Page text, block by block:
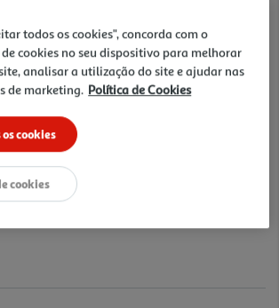
todos os cookies", concorda com o
cookies no seu dispositivo para melhorar
analisar a utilização do site e ajudar nas
de marketing. Política de Cookies
cookies
cookies